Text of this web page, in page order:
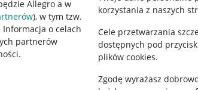
Allegro a w
), w tym tzw.
Informacja o celach
partnerów
korzystania z naszych
Cele przetwarzania
dostępnych pod
plików cookies.
Zgodę wyrażasz
Regulamin
Polityka plików "cookies"
Ustawienia plików "cookies"
Udostępnianie lokalizacji